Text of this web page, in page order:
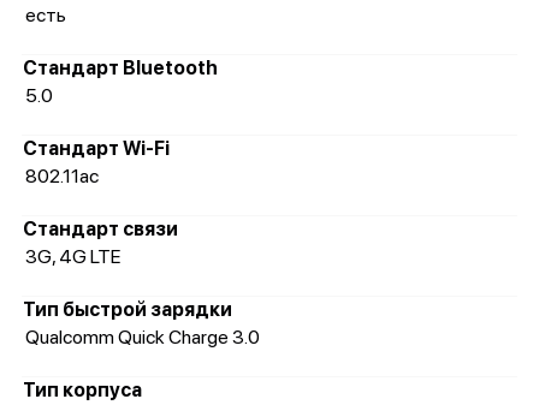
есть
Стандарт Bluetooth
5.0
Стандарт Wi-Fi
802.11ac
Стандарт связи
3G, 4G LTE
Тип быстрой зарядки
Qualcomm Quick Charge 3.0
Тип корпуса